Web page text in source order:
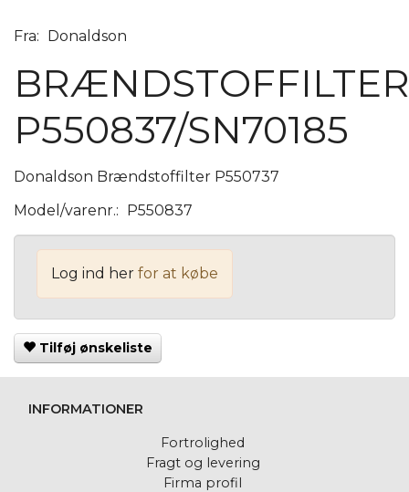
Fra: Donaldson
BRÆNDSTOFFILTER
P550837/SN70185
Donaldson Brændstoffilter P550737
Model/varenr.: P550837
Log ind her for at købe
Tilføj ønskeliste
INFORMATIONER
Fortrolighed
Fragt og levering
Firma profil